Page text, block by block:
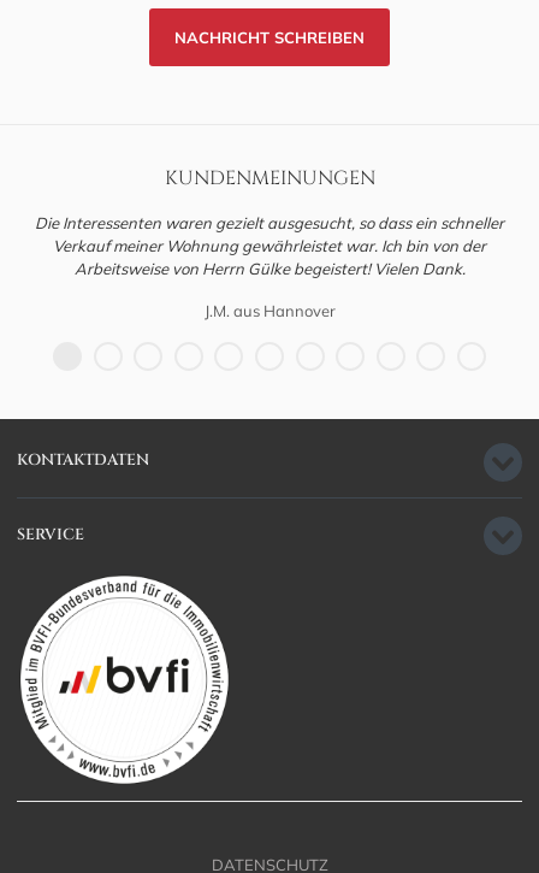
NACHRICHT SCHREIBEN
KUNDENMEINUNGEN
Die Interessenten waren gezielt ausgesucht, so dass ein schneller
Verkauf meiner Wohnung gewährleistet war. Ich bin von der
Arbeitsweise von Herrn Gülke begeistert! Vielen Dank.
J.M. aus Hannover
KONTAKTDATEN
SERVICE
DATENSCHUTZ